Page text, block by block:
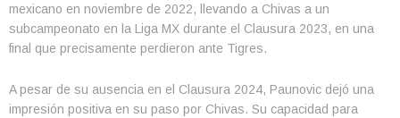
mexicano en noviembre de 2022, llevando a Chivas a un
subcampeonato en la Liga MX durante el Clausura 2023, en una
final que precisamente perdieron ante Tigres.
A pesar de su ausencia en el Clausura 2024, Paunovic dejó una
impresión positiva en su paso por Chivas. Su capacidad para